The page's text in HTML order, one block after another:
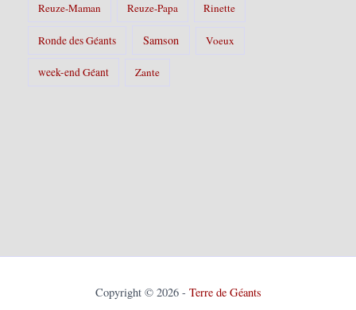
Reuze-Maman Reuze-Papa Rinette
Ronde des Géants Samson Voeux
week-end Géant Zante
Copyright © 2026 - Terre de Géants